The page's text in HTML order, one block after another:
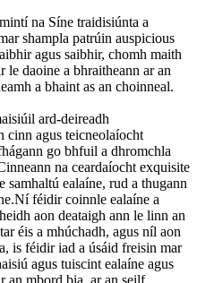
na Síne traidisiúnta a
shampla patrúin auspicious
agus saibhir, chomh maith
le daoine a bhraitheann ar an
a bhaint as an choinneal.
ard-deireadh
cinn agus teicneolaíocht
go bhfuil a dhromchla
na ceardaíocht exquisite
samhaltú ealaíne, rud a thugann
féidir coinnle ealaíne a
aon deataigh ann le linn an
éis a mhúchadh, agus níl aon
is féidir iad a úsáid freisin mar
agus tuiscint ealaíne agus